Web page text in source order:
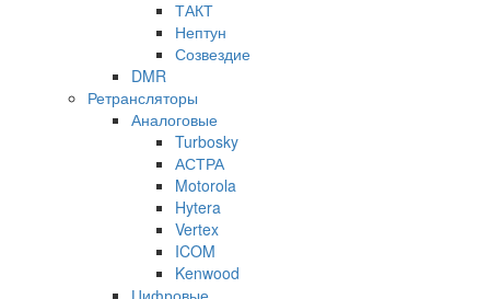
ТАКТ
Нептун
Созвездие
DMR
Ретрансляторы
Аналоговые
Turbosky
АСТРА
Motorola
Hytera
Vertex
ICOM
Kenwood
Цифровые